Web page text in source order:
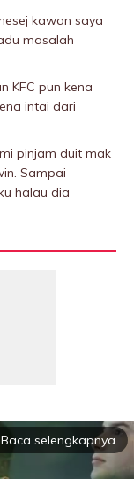
kawan saya
masalah
KFC pun kena
intai dari
pinjam duit mak
Sampai
halau dia
Baca selengkapnya